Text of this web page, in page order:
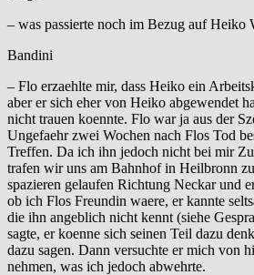
– was passierte noch im Bezug auf Heiko
Bandini
– Flo erzaehlte mir, dass Heiko ein
aber er sich eher von Heiko abgewendet
nicht trauen koennte. Flo war ja aus der
Ungefaehr zwei Wochen nach Flos Tod
Treffen. Da ich ihn jedoch nicht bei mir
trafen wir uns am Bahnhof in Heilbronn
spazieren gelaufen Richtung Neckar und
ob ich Flos Freundin waere, er kannte
die ihn angeblich nicht kennt (siehe
sagte, er koenne sich seinen Teil dazu
dazu sagen. Dann versuchte er mich von
nehmen, was ich jedoch abwehrte.